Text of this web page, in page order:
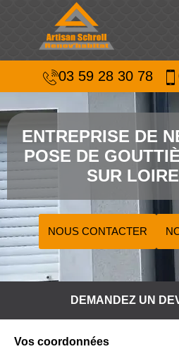
03 59 28 30 78
ENTREPRISE DE
POSE DE
SUR
NOUS CONTACTER
DEMANDEZ UN
Vos coordonnées